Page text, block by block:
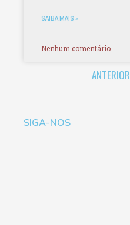
SAIBA MAIS »
Nenhum comentário
ANTERIOR
SIGA-NOS